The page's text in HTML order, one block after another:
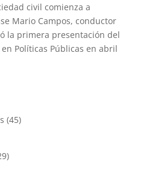
civil comienza a
Mario Campos, conductor
la primera presentación del
Políticas Públicas en abril
(45)